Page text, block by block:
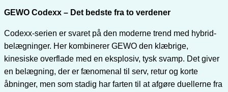
GEWO Codexx – Det bedste fra to verdener
Codexx-serien er svaret på den moderne trend med hybrid-
belægninger. Her kombinerer GEWO den klæbrige,
kinesiske overflade med en eksplosiv, tysk svamp. Det giver
en belægning, der er fænomenal til serv, retur og korte
åbninger, men som stadig har farten til at afgøre duellerne fra